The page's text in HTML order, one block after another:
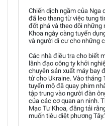
Chiến dịch ngầm của Nga
đã leo thang từ việc tung
đốt phá và theo dõi những
Khoa ngày càng tuyển
và người di cư cho những
Các nhà điều tra cho biết
lãnh đạo công ty khởi
chuyên sản xuất máy bay
tử cho Ukraine. Vào tháng
tuyển mộ đã quay phim
tập trung vào người đàn
của các cơ quan an ninh.
Mạc Tư Khoa, đăng tải
muốn tiêu diệt phương